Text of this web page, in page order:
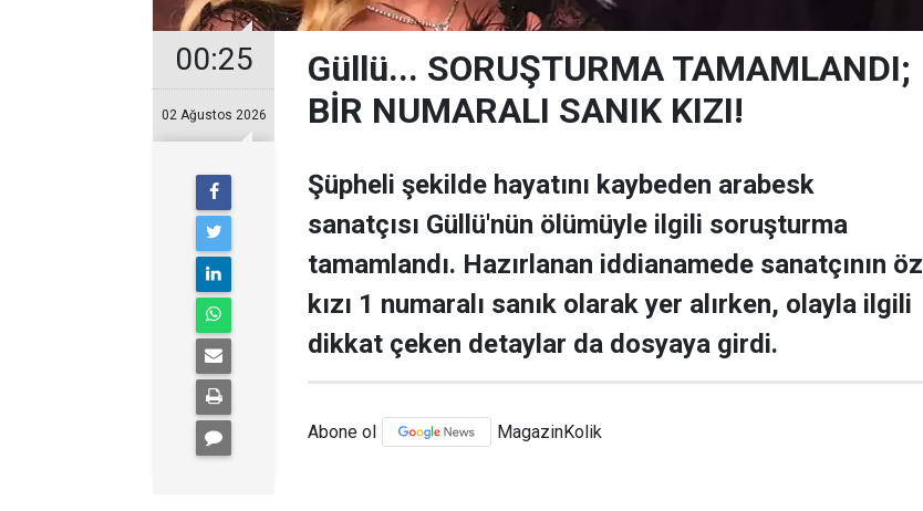
00:25
02 Ağustos 2026
Güllü... SORUŞTURMA TAMAMLANDI;
BİR NUMARALI SANIK KIZI!
Şüpheli şekilde hayatını kaybeden arabesk
sanatçısı Güllü'nün ölümüyle ilgili soruşturma
tamamlandı. Hazırlanan iddianamede sanatçının öz
kızı 1 numaralı sanık olarak yer alırken, olayla ilgili
dikkat çeken detaylar da dosyaya girdi.
Abone ol MagazinKolik